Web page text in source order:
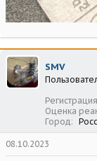
SMV
Регистрация
Оценка
Город
08.10.2023